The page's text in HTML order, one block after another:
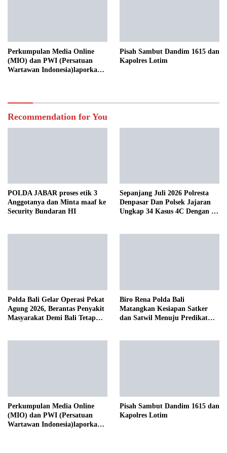
Perkumpulan Media Online
(MIO) dan PWI (Persatuan
Wartawan Indonesia)laporkan
Pisah Sambut Dandim 1615 dan
Kapolres Lotim
Recommendation for You
POLDA JABAR proses etik 3
Anggotanya dan Minta maaf ke
Security Bundaran HI
Sepanjang Juli 2026 Polresta
Denpasar Dan Polsek Jajaran
Ungkap 34 Kasus 4C Dengan 42
Polda Bali Gelar Operasi Pekat
Agung 2026, Berantas Penyakit
Masyarakat Demi Bali Tetap
Biro Rena Polda Bali
Matangkan Kesiapan Satker
dan Satwil Menuju Predikat
Perkumpulan Media Online
(MIO) dan PWI (Persatuan
Wartawan Indonesia)laporkan
Pisah Sambut Dandim 1615 dan
Kapolres Lotim